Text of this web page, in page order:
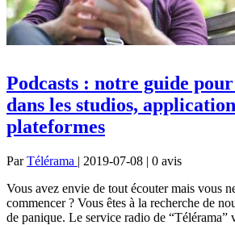
Podcasts : notre guide
dans les studios,
plateformes
ParTélérama | 2019-07-08 | 0 avis
Vous avez envie de tout écouter mais vous
commencer ? Vous êtes à la recherche de
de panique. Le service radio de “Télérama”